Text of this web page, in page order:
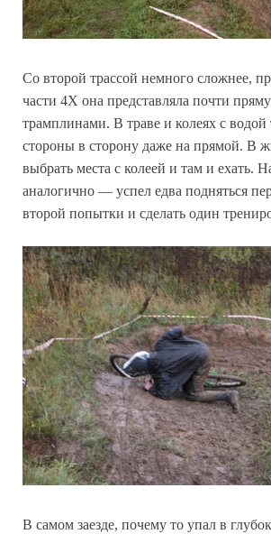
Со второй трассой немного сложнее,
части 4Х она представляла почти
трамплинами. В траве и колеях с водой
стороны в сторону даже на прямой. В
выбрать места с колеей и там и ехать.
аналогично — успел едва подняться
второй попытки и сделать один
В самом заезде, почему то упал в